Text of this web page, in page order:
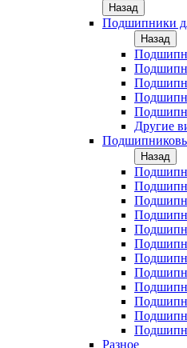
Назад
Подшипники
Назад
Другие
Назад
Разное